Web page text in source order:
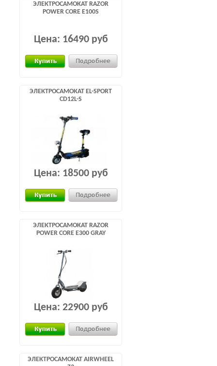
ЭЛЕКТРОСАМОКАТ RAZOR
POWER CORE E100S
Цена: 16490 руб
ЭЛЕКТРОСАМОКАТ EL-SPORT
CD12L-S
Цена: 18500 руб
ЭЛЕКТРОСАМОКАТ RAZOR
POWER CORE E300 GRAY
Цена: 22900 руб
ЭЛЕКТРОСАМОКАТ AIRWHEEL